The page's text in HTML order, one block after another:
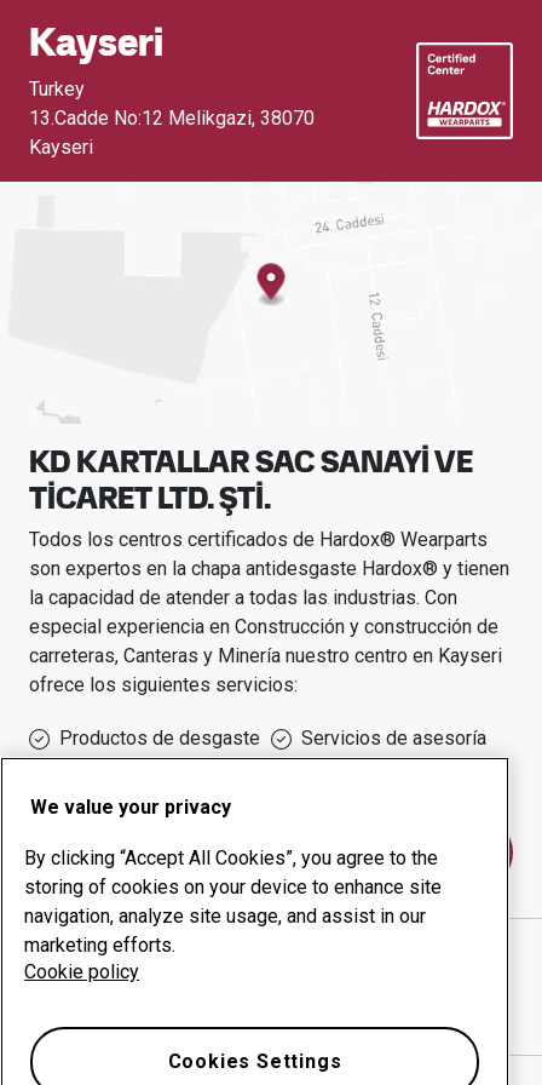
Kayseri
Turkey
13.Cadde No:12 Melikgazi, 38070
Kayseri
KD KARTALLAR SAC SANAYİ VE
TİCARET LTD. ŞTİ.
Todos los centros certificados de Hardox® Wearparts
son expertos en la chapa antidesgaste Hardox® y tienen
la capacidad de atender a todas las industrias. Con
especial experiencia en Construcción y construcción de
carreteras, Canteras y Minería nuestro centro en Kayseri
ofrece los siguientes servicios:
Productos de desgaste
Servicios de asesoría
Póngase en contacto con nosotros
KD KARTALLAR SAC SANAYİ VE TİCARET LTD. ŞTİ.
sitio web
We value your privacy
By clicking “Accept All Cookies”, you agree to the
storing of cookies on your device to enhance site
navigation, analyze site usage, and assist in our
marketing efforts.
Cookie policy
Cookies Settings